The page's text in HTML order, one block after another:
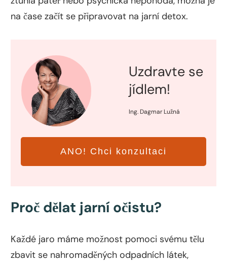
na čase začít se připravovat na jarní detox.
Uzdravte se
jídlem!
Ing. Dagmar Lužná
ANO! Chci konzultaci
Proč dělat jarní očistu?
Každé jaro máme možnost pomoci svému tělu
zbavit se nahromaděných odpadních látek,